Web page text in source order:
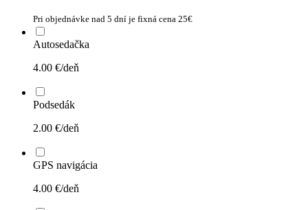
Pri objednávke nad 5 dní je fixná cena 25€
Autosedačka
4.00 €/deň
Podsedák
2.00 €/deň
GPS navigácia
4.00 €/deň